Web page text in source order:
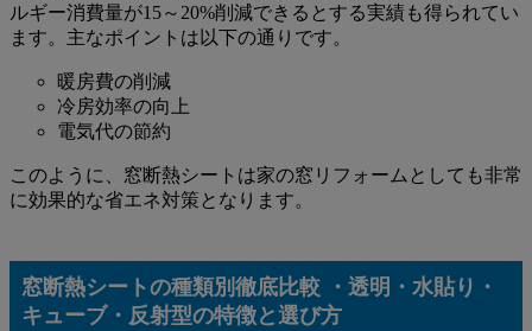
ルギー消費量が15～20%削減できるとする実績も得られてい
ます。主なポイントは以下の通りです。
暖房費の削減
冷房効率の向上
電気代の節約
このように、窓断熱シートは家の窓リフォームとしても非常
に効果的な省エネ対策となります。
窓断熱シートの種類別徹底比較 ・透明・水貼り・
キューブ・反射型の特徴と選び方